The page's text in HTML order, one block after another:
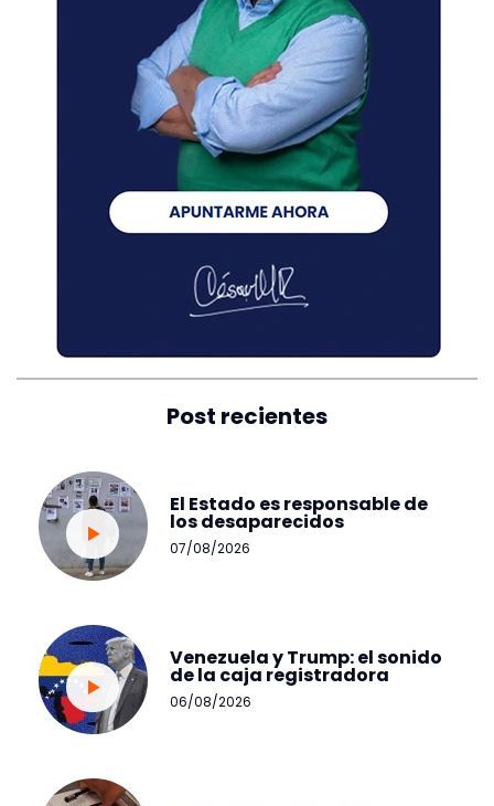
Post recientes
El Estado es responsable de
los desaparecidos
07/08/2026
Venezuela y Trump: el sonido
de la caja registradora
06/08/2026